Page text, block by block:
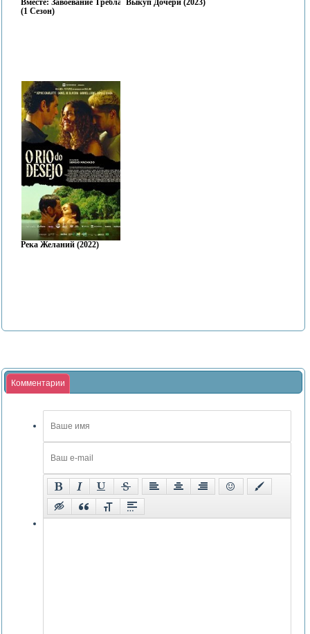
(1 Сезон)
Река Желаний (2022)
Комментарии